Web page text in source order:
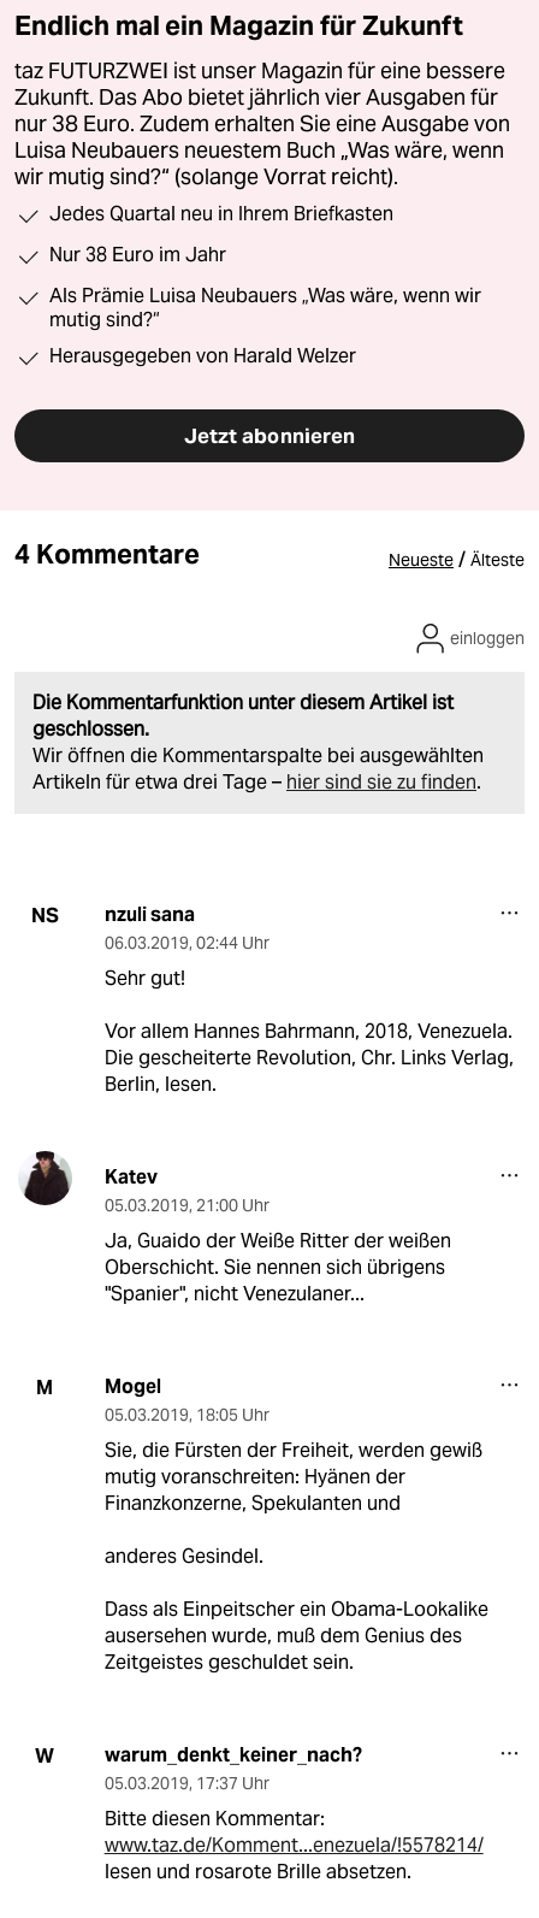
Endlich mal ein Magazin für Zukunft
taz FUTURZWEI ist unser Magazin für eine bessere
Zukunft. Das Abo bietet jährlich vier Ausgaben für
nur 38 Euro. Zudem erhalten Sie eine Ausgabe von
Luisa Neubauers neuestem Buch „Was wäre, wenn
wir mutig sind?“ (solange Vorrat reicht).
Jedes Quartal neu in Ihrem Briefkasten
Nur 38 Euro im Jahr
Als Prämie Luisa Neubauers „Was wäre, wenn wir
mutig sind?“
Herausgegeben von Harald Welzer
Jetzt abonnieren
4 Kommentare Neueste / Älteste
Die Kommentarfunktion unter diesem Artikel ist
geschlossen.
Wir öffnen die Kommentarspalte bei ausgewählten
Artikeln für etwa drei Tage – hier sind sie zu finden.
einloggen
NS nzuli sana
06.03.2019, 02:44 Uhr
Sehr gut!
Vor allem Hannes Bahrmann, 2018, Venezuela.
Die gescheiterte Revolution, Chr. Links Verlag,
Berlin, lesen.
Katev
05.03.2019, 21:00 Uhr
Ja, Guaido der Weiße Ritter der weißen
Oberschicht. Sie nennen sich übrigens
"Spanier", nicht Venezulaner...
M Mogel
05.03.2019, 18:05 Uhr
Sie, die Fürsten der Freiheit, werden gewiß
mutig voranschreiten: Hyänen der
Finanzkonzerne, Spekulanten und
anderes Gesindel.
Dass als Einpeitscher ein Obama-Lookalike
ausersehen wurde, muß dem Genius des
Zeitgeistes geschuldet sein.
W warum_denkt_keiner_nach?
05.03.2019, 17:37 Uhr
Bitte diesen Kommentar:
www.taz.de/Komment...enezuela/!5578214/
lesen und rosarote Brille absetzen.